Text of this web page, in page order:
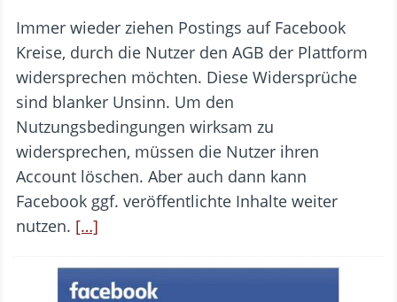
Immer wieder ziehen Postings auf Facebook
Kreise, durch die Nutzer den AGB der Plattform
widersprechen möchten. Diese Widersprüche
sind blanker Unsinn. Um den
Nutzungsbedingungen wirksam zu
widersprechen, müssen die Nutzer ihren
Account löschen. Aber auch dann kann
Facebook ggf. veröffentlichte Inhalte weiter
nutzen. […]